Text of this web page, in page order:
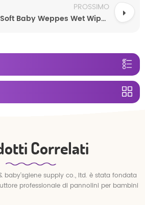
PROSSIMO
Nessun alcool Ultra Soft Baby Weppes Wet Wipes Quanzhou produzione
Correlati
baby'sgiene supply co., ltd. è stata fondata
professionale di pannolini per bambini